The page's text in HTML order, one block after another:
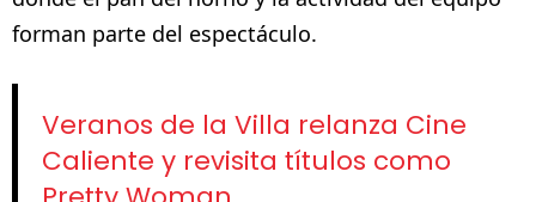
forman parte del espectáculo.
Veranos de la Villa relanza Cine
Caliente y revisita títulos como